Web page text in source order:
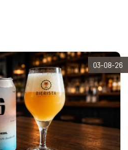
03-08-26